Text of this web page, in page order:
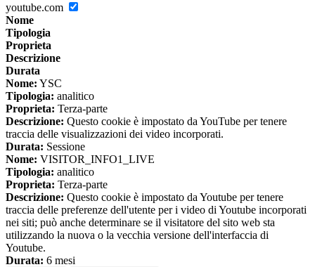
youtube.com
Nome
Tipologia
Proprieta
Descrizione
Durata
Nome: YSC
Tipologia: analitico
Proprieta: Terza-parte
Descrizione: Questo cookie è impostato da YouTube per tenere
traccia delle visualizzazioni dei video incorporati.
Durata: Sessione
Nome: VISITOR_INFO1_LIVE
Tipologia: analitico
Proprieta: Terza-parte
Descrizione: Questo cookie è impostato da Youtube per tenere
traccia delle preferenze dell'utente per i video di Youtube incorporati
nei siti; può anche determinare se il visitatore del sito web sta
utilizzando la nuova o la vecchia versione dell'interfaccia di
Youtube.
Durata: 6 mesi